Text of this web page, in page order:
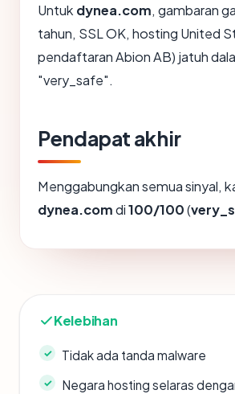
Untuk dynea.com, gambaran
tahun, SSL OK, hosting United
pendaftaran Abion AB) jatuh
"very_safe".
Pendapat akhir
Menggabungkan semua sinyal,
dynea.comdi100/100(
Kelebihan
Tidak ada tanda malware
Negara hosting selaras